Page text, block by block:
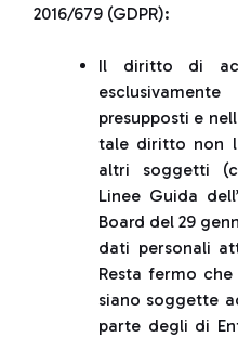
2016/679 (GDPR):
Il diritto di
presupposti e
tale diritto non
altri soggetti
Linee Guida
Board del 29
dati personali
Resta fermo
siano soggette
parte degli di